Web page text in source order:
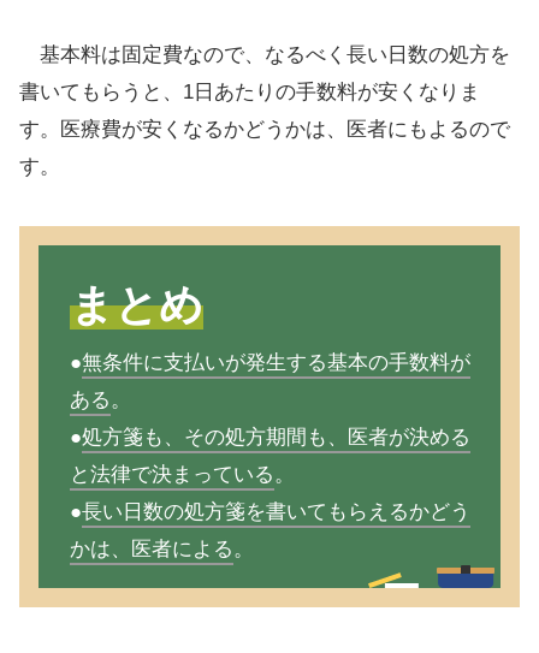
基本料は固定費なので、なるべく長い日数の処方を
書いてもらうと、1日あたりの手数料が安くなりま
す。医療費が安くなるかどうかは、医者にもよるので
す。
まとめ
●無条件に支払いが発生する基本の手数料が
ある 。
●処方箋も、その処方期間も、医者が決める
と法律で決まっている 。
●長い日数の処方箋を書いてもらえるかどう
かは、医者による 。